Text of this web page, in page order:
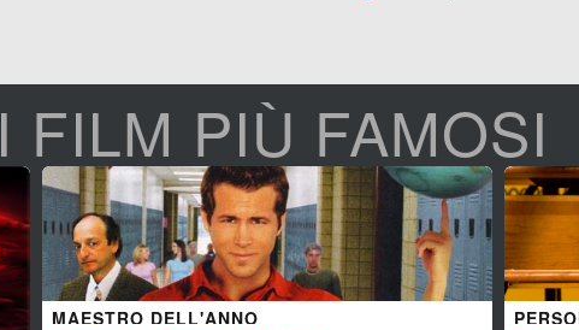
I FILM PIÙ FAMOSI
MAESTRO DELL'ANNO